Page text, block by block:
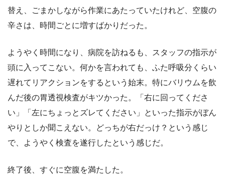
替え、ごまかしながら作業にあたっていたけれど、空腹の
辛さは、時間ごとに増すばかりだった。
ようやく時間になり、病院を訪ねるも、スタッフの指示が
頭に入ってこない。何かを言われても、ふた呼吸分くらい
遅れてリアクションをするという始末。特にバリウムを飲
んだ後の胃透視検査がキツかった。「右に回ってくださ
い」「左にちょっとズレてください」といった指示がぼん
やりとしか聞こえない。どっちが右だっけ？という感じ
で、ようやく検査を遂行したという感じだ。
終了後、すぐに空腹を満たした。